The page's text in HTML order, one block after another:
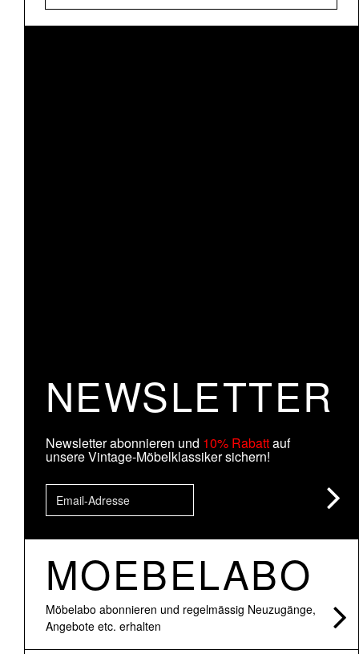
NEWSLETTER
Newsletter abonnieren und 10% Rabattauf
unsere Vintage-Möbelklassiker sichern!
MOEBELABO
Möbelabo abonnieren und regelmässig Neuzugänge,
Angebote etc. erhalten